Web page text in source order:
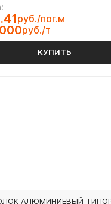
руб./пог.м
руб./т
КУПИТЬ
АЛЮМИНИЕВЫЙ